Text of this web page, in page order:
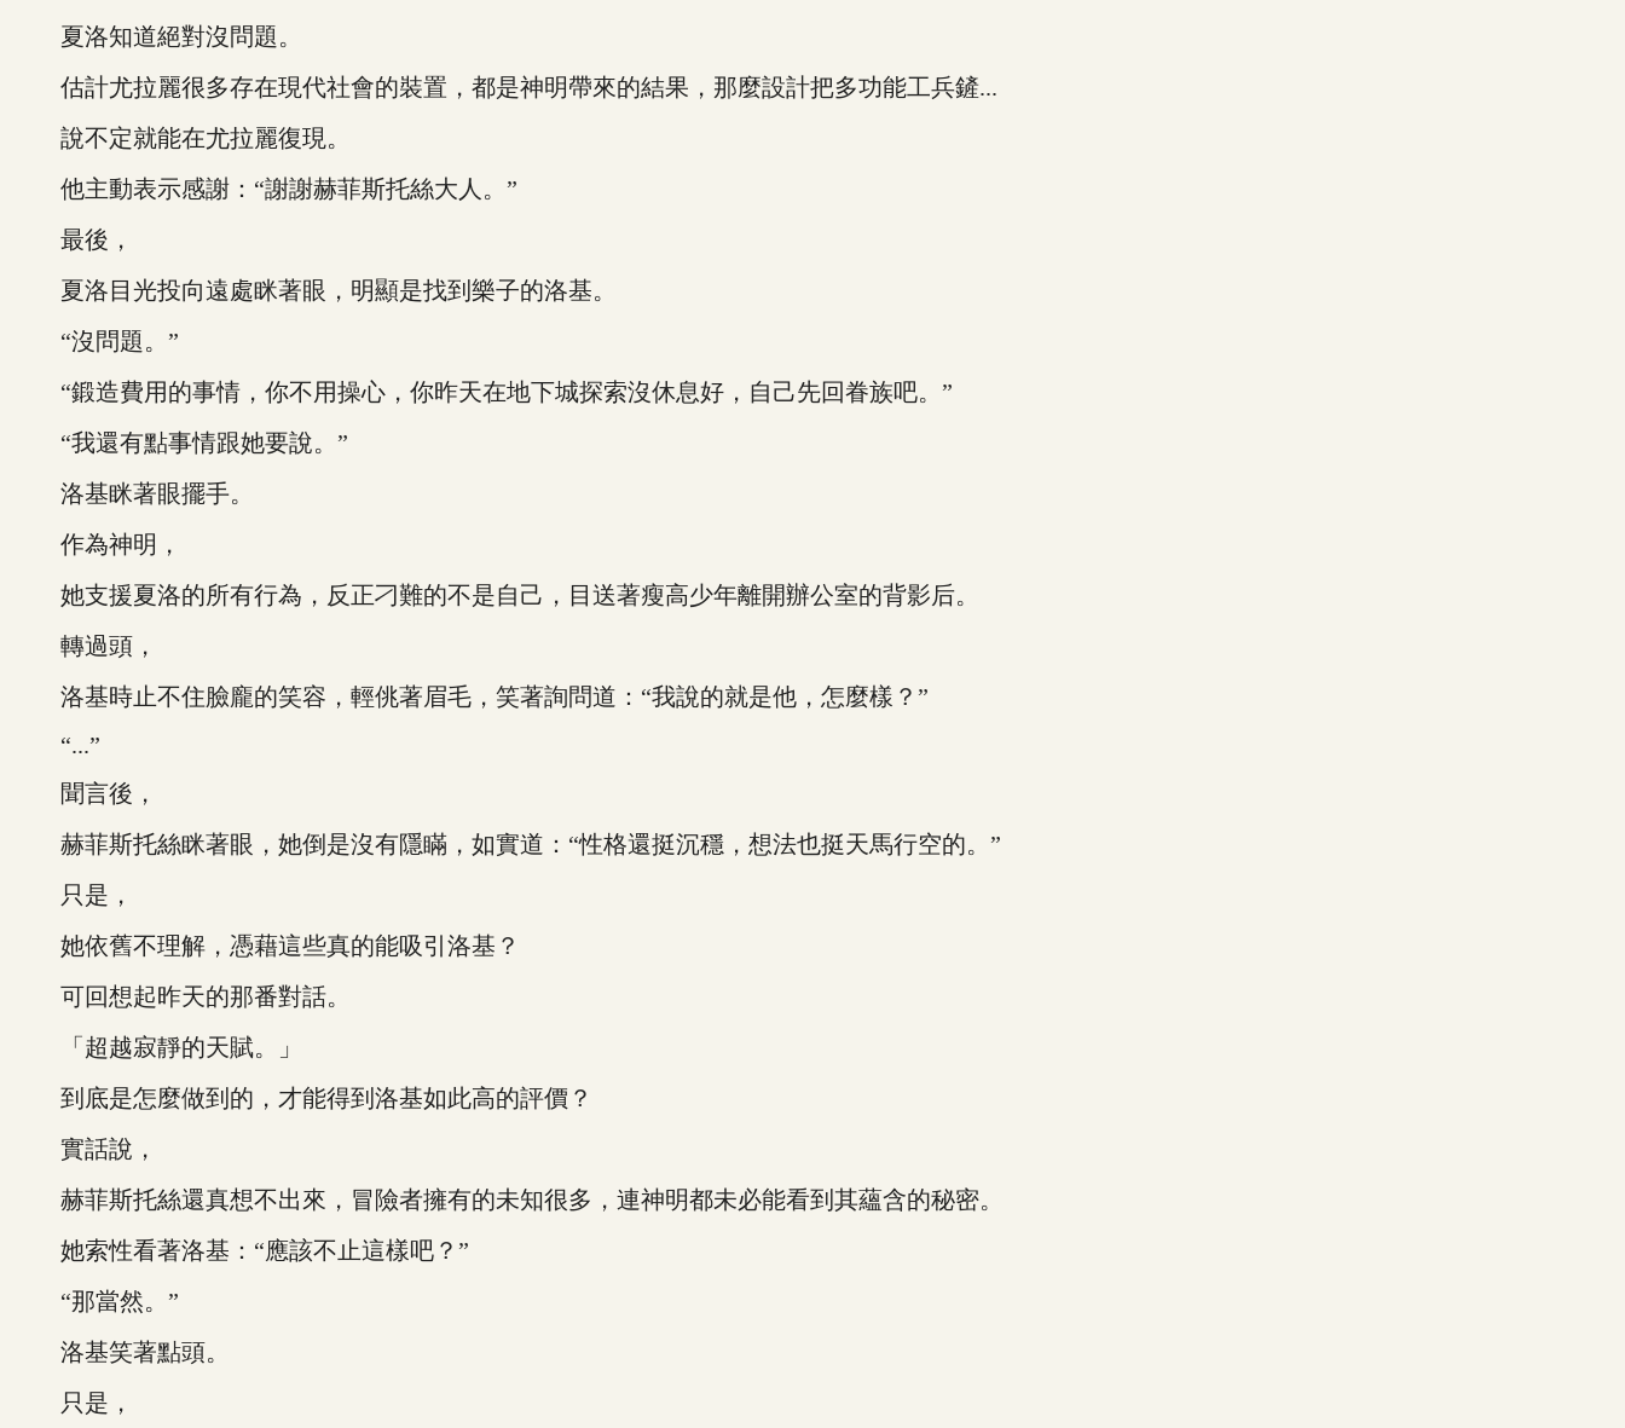
夏洛知道絕對沒問題。
估計尤拉麗很多存在現代社會的裝置，都是神明帶來的結果，那麼設計把多功能工兵鏟...
說不定就能在尤拉麗復現。
他主動表示感謝：“謝謝赫菲斯托絲大人。”
最後，
夏洛目光投向遠處眯著眼，明顯是找到樂子的洛基。
“沒問題。”
“鍛造費用的事情，你不用操心，你昨天在地下城探索沒休息好，自己先回眷族吧。”
“我還有點事情跟她要說。”
洛基眯著眼擺手。
作為神明，
她支援夏洛的所有行為，反正刁難的不是自己，目送著瘦高少年離開辦公室的背影后。
轉過頭，
洛基時止不住臉龐的笑容，輕佻著眉毛，笑著詢問道：“我說的就是他，怎麼樣？”
“...”
聞言後，
赫菲斯托絲眯著眼，她倒是沒有隱瞞，如實道：“性格還挺沉穩，想法也挺天馬行空的。”
只是，
她依舊不理解，憑藉這些真的能吸引洛基？
可回想起昨天的那番對話。
「超越寂靜的天賦。」
到底是怎麼做到的，才能得到洛基如此高的評價？
實話說，
赫菲斯托絲還真想不出來，冒險者擁有的未知很多，連神明都未必能看到其蘊含的秘密。
她索性看著洛基：“應該不止這樣吧？”
“那當然。”
洛基笑著點頭。
只是，